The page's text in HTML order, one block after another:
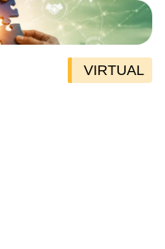
VIRTUAL